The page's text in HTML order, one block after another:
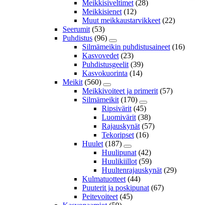
Meikkisiveltimet (28)
Meikkisienet (12)
Muut meikkaustarvikkeet (22)
Seerumit (53)
Puhdistus (96)
Silmämeikin puhdistusaineet (16)
Kasvovedet (23)
Puhdistusgeelit (39)
Kasvokuorinta (14)
Meikit (560)
Meikkivoiteet ja primerit (57)
Silmämeikit (170)
Ripsivärit (45)
Luomivärit (38)
Rajauskynät (57)
Tekoripset (16)
Huulet (187)
Huulipunat (42)
Huulikiillot (59)
Huultenrajauskynät (29)
Kulmatuotteet (44)
Puuterit ja poskipunat (67)
Peitevoiteet (45)